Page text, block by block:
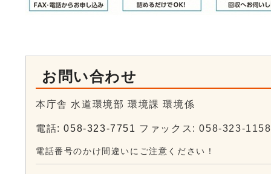
お問い合わせ
本庁舎 水道環境部 環境課 環境係
電話:058-323-7751 ファックス: 058-323-1158
電話番号のかけ間違いにご注意ください！